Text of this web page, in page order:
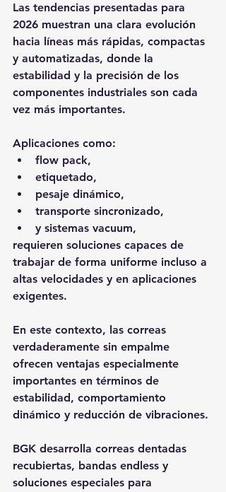
Las tendencias presentadas para
2026 muestran una clara evolución
hacia líneas más rápidas, compactas
y automatizadas, donde la
estabilidad y la precisión de los
componentes industriales son cada
vez más importantes.
Aplicaciones como:
flow pack,
etiquetado,
pesaje dinámico,
transporte sincronizado,
y sistemas vacuum,
requieren soluciones capaces de
trabajar de forma uniforme incluso a
altas velocidades y en aplicaciones
exigentes.
En este contexto, las correas
verdaderamente sin empalme
ofrecen ventajas especialmente
importantes en términos de
estabilidad, comportamiento
dinámico y reducción de vibraciones.
BGK desarrolla correas dentadas
recubiertas, bandas endless y
soluciones especiales para